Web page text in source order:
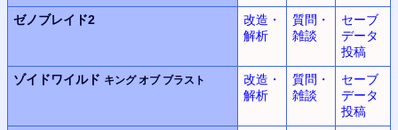
ゼノブレイド2
改造・
解析
質問・
雑談
セーブ
データ
投稿
ゾイドワイルド キング オブ ブラスト
改造・
解析
質問・
雑談
セーブ
データ
投稿